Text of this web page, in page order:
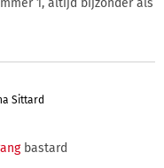
1, altijd bijzonder als
Sittard
bastard